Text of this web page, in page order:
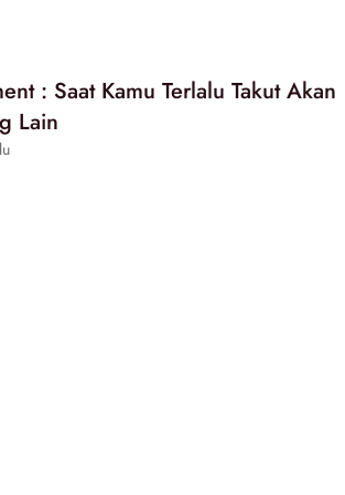
: Saat Kamu Terlalu Takut Akan
Lain